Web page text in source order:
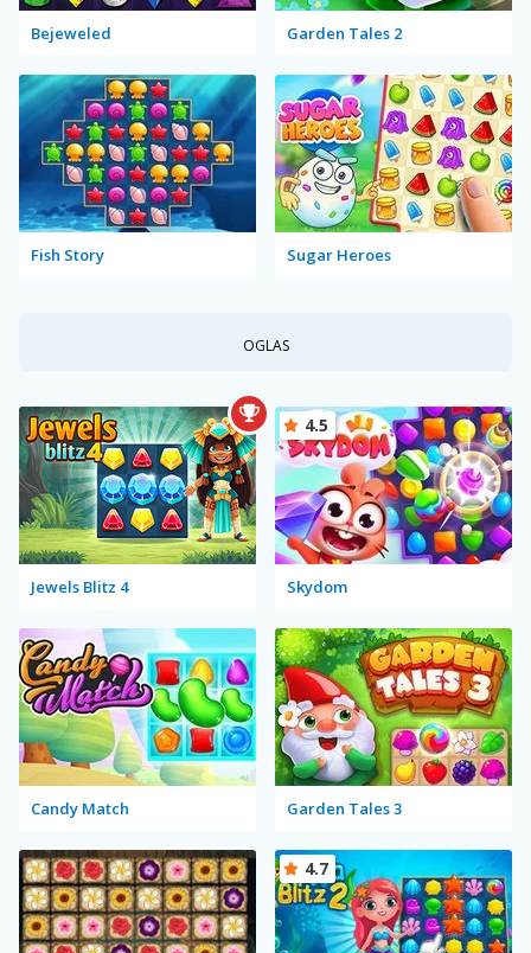
Bejeweled Garden Tales 2
Fish Story Sugar Heroes
OGLAS
Jewels Blitz 4 Skydom
4.5
Candy Match Garden Tales 3
4.7